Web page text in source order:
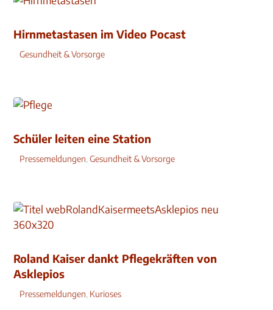
Hirnmetastasen im Video Pocast
Gesundheit & Vorsorge
Schüler leiten eine Station
Pressemeldungen,Gesundheit & Vorsorge
Roland Kaiser dankt Pflegekräften von
Asklepios
Pressemeldungen, Kurioses